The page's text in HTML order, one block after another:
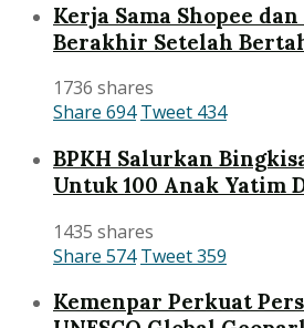
Kerja Sama Shopee dan
Berakhir Setelah
1736 shares
Share 694 Tweet 434
BPKH Salurkan
Untuk 100 Anak Yatim
1435 shares
Share 574 Tweet359
Kemenpar Perkuat